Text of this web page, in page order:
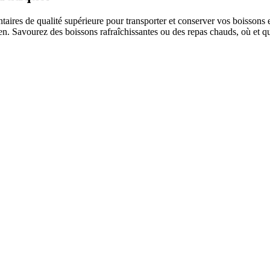
de qualité supérieure pour transporter et conserver vos
Savourez des boissons rafraîchissantes ou des repas chauds, où et